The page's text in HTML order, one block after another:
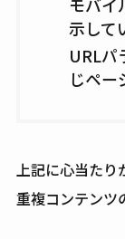
示して
URLパ
じペ
上記に心当たり
重複コンテンツ